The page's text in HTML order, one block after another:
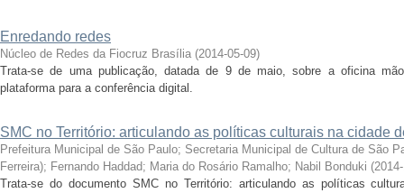
Enredando redes
Núcleo de Redes da Fiocruz Brasília (2014-05-09)
Trata-se de uma publicação, datada de 9 de maio, sobre a oficina
plataforma para a conferência digital.
SMC no Território: articulando as políticas culturais na cidade
Prefeitura Municipal de São Paulo; Secretaria Municipal de Cultura de São
Ferreira); Fernando Haddad; Maria do Rosário Ramalho; Nabil Bonduki (
Trata-se do documento SMC no Território: articulando as políticas